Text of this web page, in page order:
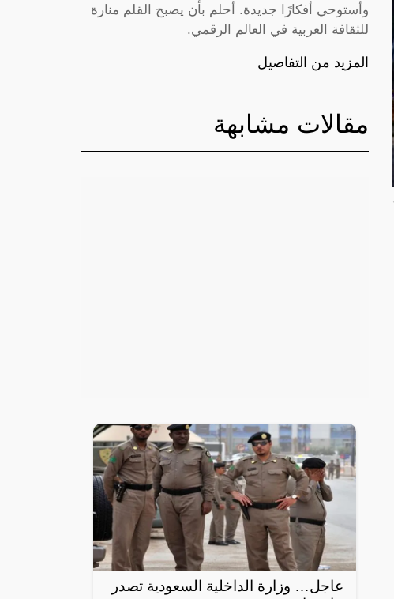
وأستوحي أفكارًا جديدة. أحلم بأن يصبح القلم منارة
للثقافة العربية في العالم الرقمي.
المزيد من التفاصيل
مقالات مشابهة
عاجل… وزارة الداخلية السعودية تصدر